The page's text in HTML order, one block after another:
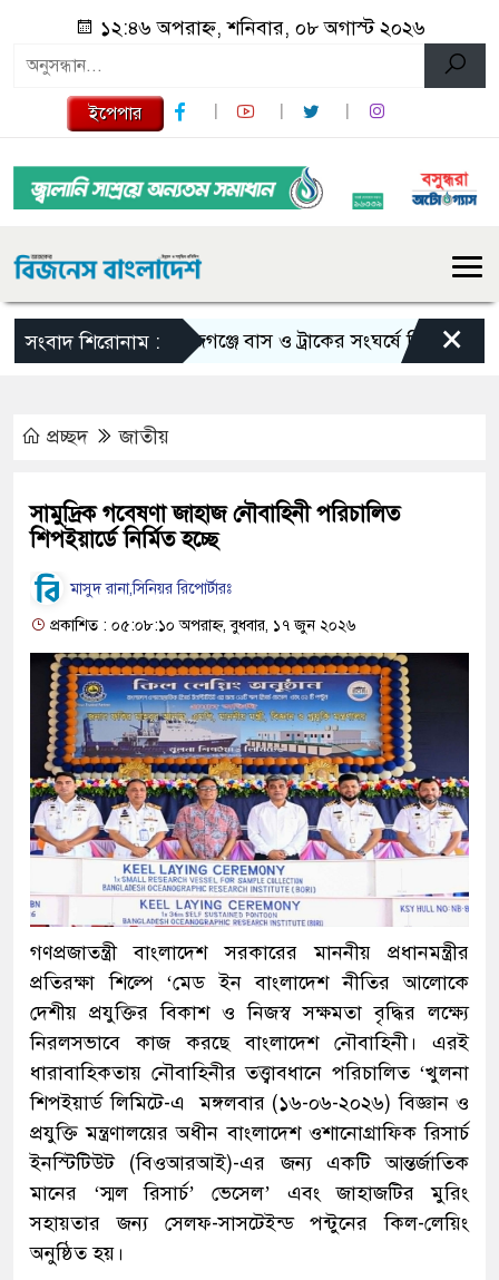
১২:৪৬ অপরাহ্ন, শনিবার, ০৮ অগাস্ট ২০২৬
ইপেপার
সংবাদ শিরোনাম :সিরাজগঞ্জে বাস ও ট্রাকের সংঘর্ষে নিহত ২ ×
প্রচ্ছদ জাতীয়
সামুদ্রিক গবেষণা জাহাজ নৌবাহিনী পরিচালিত
শিপইয়ার্ডে নির্মিত হচ্ছে
মাসুদ রানা,সিনিয়র রিপোর্টারঃ
প্রকাশিত : ০৫:০৮:১০ অপরাহ্ন, বুধবার, ১৭ জুন ২০২৬
গণপ্রজাতন্ত্রী বাংলাদেশ সরকারের মাননীয় প্রধানমন্ত্রীর
প্রতিরক্ষা শিল্পে ‘মেড ইন বাংলাদেশ নীতির আলোকে
দেশীয় প্রযুক্তির বিকাশ ও নিজস্ব সক্ষমতা বৃদ্ধির লক্ষ্যে
নিরলসভাবে কাজ করছে বাংলাদেশ নৌবাহিনী। এরই
ধারাবাহিকতায় নৌবাহিনীর তত্ত্বাবধানে পরিচালিত ‘খুলনা
শিপইয়ার্ড লিমিটে-এ মঙ্গলবার (১৬-০৬-২০২৬) বিজ্ঞান ও
প্রযুক্তি মন্ত্রণালয়ের অধীন বাংলাদেশ ওশানোগ্রাফিক রিসার্চ
ইনস্টিটিউট (বিওআরআই)-এর জন্য একটি আন্তর্জাতিক
মানের ‘স্মল রিসার্চ’ ভেসেল’ এবং জাহাজটির মুরিং
সহায়তার জন্য সেলফ-সাসটেইন্ড পন্টুনের কিল-লেয়িং
অনুষ্ঠিত হয়।